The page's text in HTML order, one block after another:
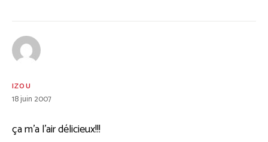
IZOU
18 juin 2007
ça m’a l’air délicieux!!!